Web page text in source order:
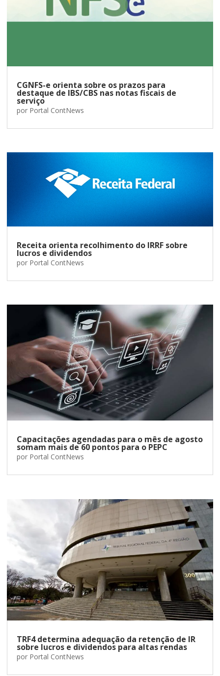
CGNFS-e orienta sobre os prazos para
destaque de IBS/CBS nas notas fiscais de
serviço
por Portal ContNews
Receita orienta recolhimento do IRRF sobre
lucros e dividendos
por Portal ContNews
Capacitações agendadas para o mês de agosto
somam mais de 60 pontos para o PEPC
por Portal ContNews
TRF4 determina adequação da retenção de IR
sobre lucros e dividendos para altas rendas
por Portal ContNews